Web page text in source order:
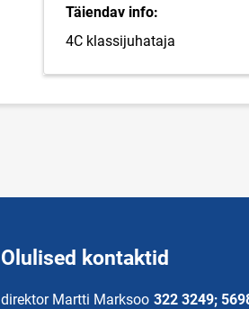
Täiendav info:
4C klassijuhataja
Olulised kontaktid
direktor Martti Marksoo 322 3249;